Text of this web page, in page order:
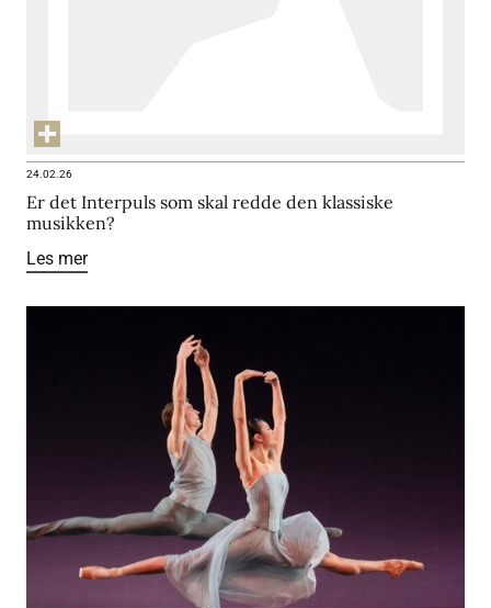
24.02.26
Er det Interpuls som skal redde den klassiske
musikken?
Les mer